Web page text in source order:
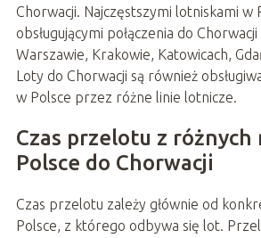
Chorwacji. Najczęstszymi lotniskami w
obsługującymi połączenia do
Warszawie, Krakowie, Katowicach,
Loty do Chorwacji są również
w Polsce przez różne linie lotnicze.
Czas przelotu z różnych
Polsce do Chorwacji
Czas przelotu zależy głównie od
Polsce, z którego odbywa się lot.